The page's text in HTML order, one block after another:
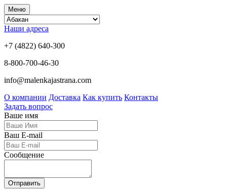
Меню
Наши адреса
+7 (4822) 640-300
8-800-700-46-30
info@malenkajastrana.com
О компании Доставка Как купить Контакты
Задать вопрос
Ваше имя
Ваш E-mail
Сообщение
Отправить